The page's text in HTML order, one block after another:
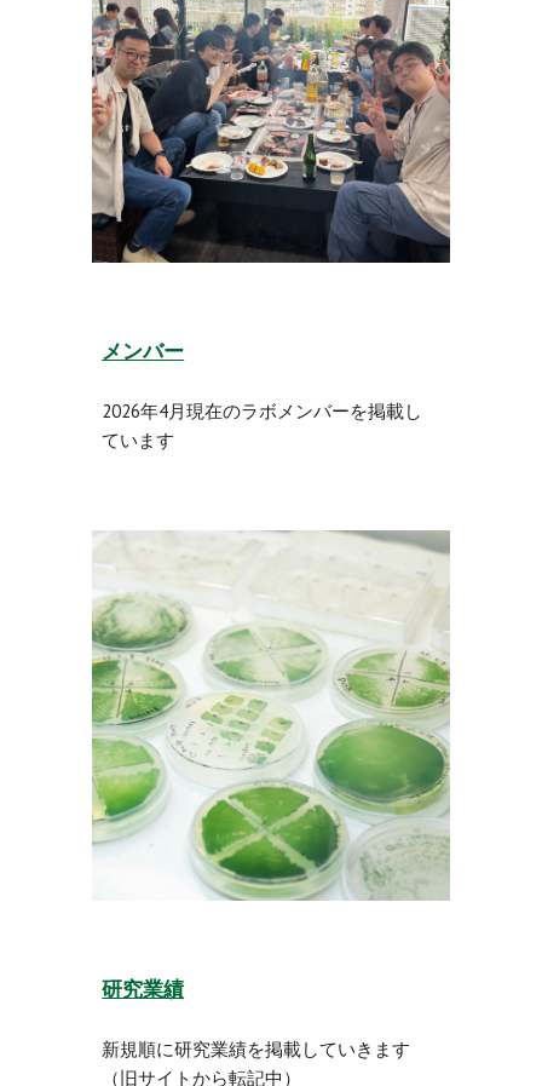
メンバー
2026年4月現在のラボメンバーを掲載し
ています
研究業績
新規順に研究業績を掲載していきます
（旧サイトから転記中）